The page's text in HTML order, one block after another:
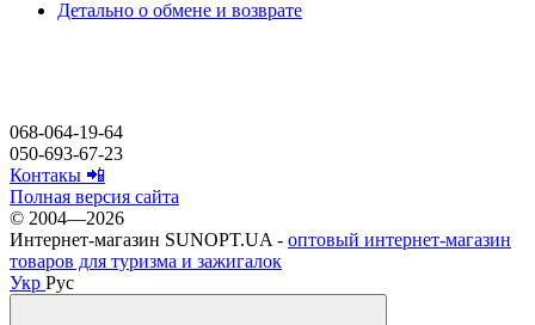
Детально о обмене и возврате
068-064-19-64
050-693-67-23
Контакы 📲
Полная версия сайта
© 2004—2026
Интернет-магазин SUNOPT.UA - оптовый интернет-магазин
товаров для туризма и зажигалок
Укр Рус